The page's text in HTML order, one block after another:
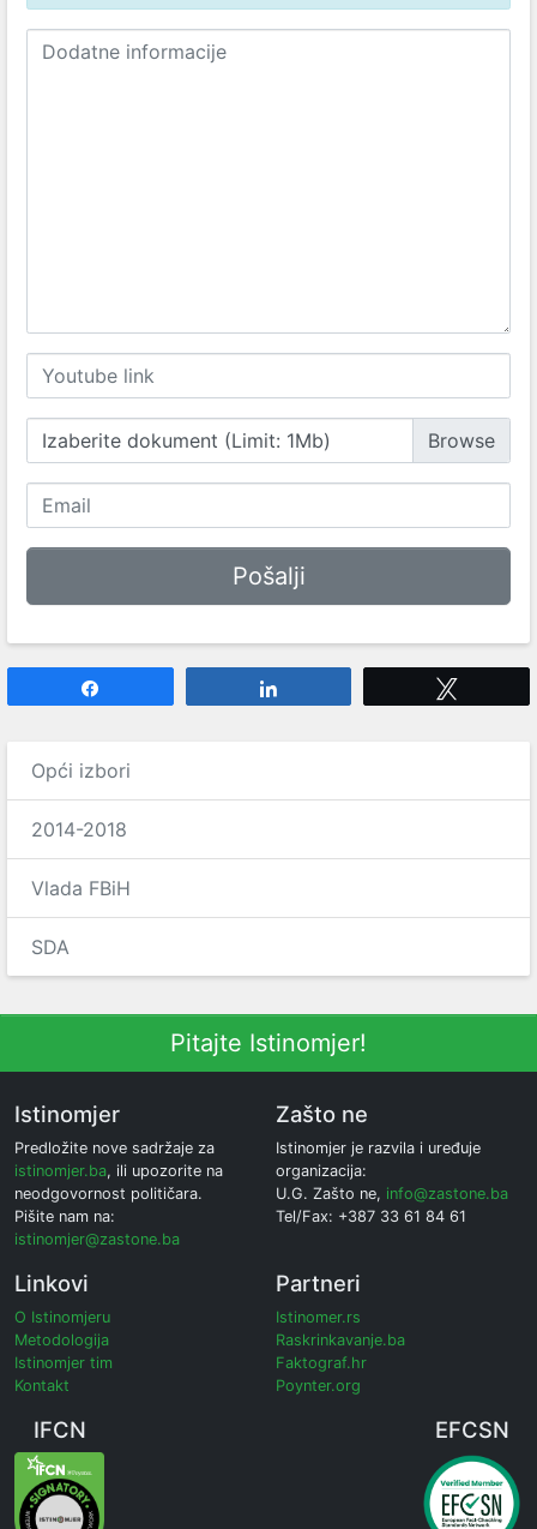
Izaberite dokument (Limit: 1Mb)
Opći izbori
2014-2018
Vlada FBiH
SDA
Pitajte Istinomjer!
Istinomjer
Predložite nove sadržaje za
istinomjer.ba, ili upozorite na
neodgovornost političara.
Pišite nam na:
istinomjer@zastone.ba
Zašto ne
Istinomjer je razvila i uređuje
organizacija:
U.G. Zašto ne, info@zastone.ba
Tel/Fax: +387 33 61 84 61
Linkovi
O Istinomjeru
Metodologija
Istinomjer tim
Kontakt
Partneri
Istinomer.rs
Raskrinkavanje.ba
Faktograf.hr
Poynter.org
IFCN EFCSN